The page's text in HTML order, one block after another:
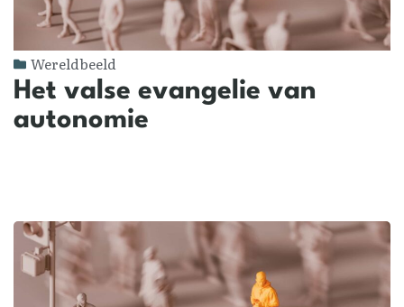
Wereldbeeld
Het valse evangelie van
autonomie